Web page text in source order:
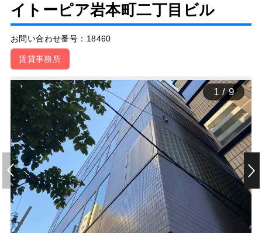
イトーピア岩本町二丁目ビル
お問い合わせ番号：18460
賃貸事務所
1/9